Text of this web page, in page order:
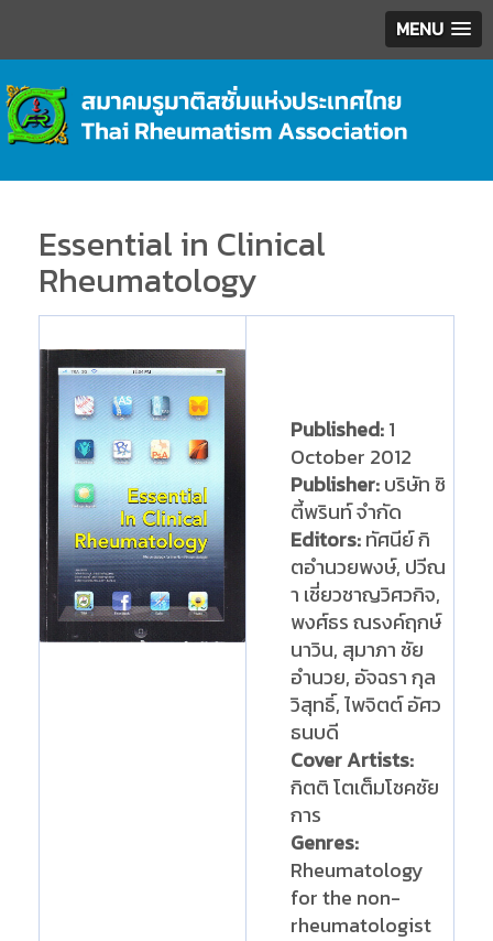
MENU
Essential in Clinical
Rheumatology
Published:1
October 2012
Publisher:บริษัท ซิ
ตี้พรินท์ จำกัด
Editors:ทัศนีย์ กิ
ตอำนวยพงษ์, ปวีณ
า เชี่ยวชาญวิศวกิจ,
พงศ์ธร ณรงค์ฤกษ์
นาวิน, สุมาภา ชัย
อำนวย, อัจฉรา กุล
วิสุทธิ์, ไพจิตต์ อัศว
ธนบดี
Cover Artists:
กิตติ โตเต็มโชคชัย
การ
Genres:
Rheumatology
for the non-
rheumatologist